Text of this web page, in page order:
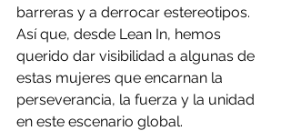
barreras y a derrocar estereotipos.
Así que, desde Lean In, hemos
querido dar visibilidad a algunas de
estas mujeres que encarnan la
perseverancia, la fuerza y la unidad
en este escenario global.